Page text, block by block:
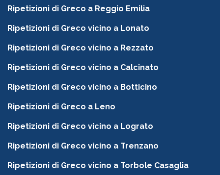
Ripetizioni di Greco a Reggio Emilia
Ripetizioni di Greco vicino a Lonato
Ripetizioni di Greco vicino a Rezzato
Ripetizioni di Greco vicino a Calcinato
Ripetizioni di Greco vicino a Botticino
Ripetizioni di Greco a Leno
Ripetizioni di Greco vicino a Lograto
Ripetizioni di Greco vicino a Trenzano
Ripetizioni di Greco vicino a Torbole Casaglia